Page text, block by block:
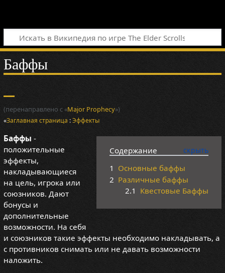
Баффы
(перенаправлено с «Major Prophecy»)
«Заглавная страница :Эффекты
Содержание
1 Основные баффы
2 Различные баффы
2.1 Квестовые Баффы
Баффы -
положительные
эффекты,
накладывающиеся
на цель, игрока или
союзников. Дают
бонусы и
дополнительные
возможности. На себя
и союзников такие эффекты необходимо накладывать, а
с противников снимать или не давать возможности
наложить.